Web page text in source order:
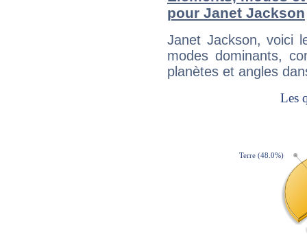
pour Janet Jackson
Janet Jackson, voici
modes dominants,
planètes et angles